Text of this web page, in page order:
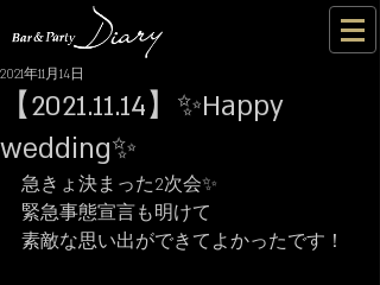
【2021.11.14】✨Happy
wedding✨
2021年11月14日
急きょ決まった2次会✨
緊急事態宣言も明けて
素敵な思い出ができてよかったです！